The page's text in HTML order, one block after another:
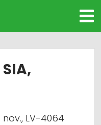
nov., LV-4064